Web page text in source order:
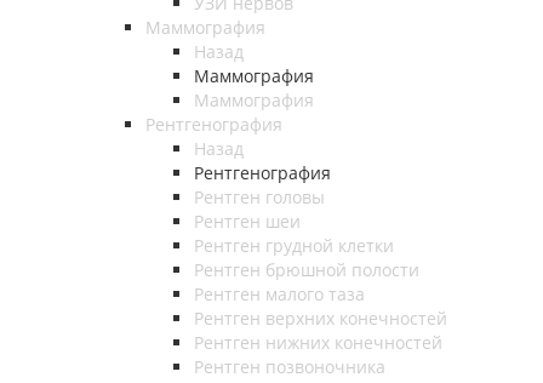
Маммография
Назад
Маммография
Маммография
Рентгенография
Назад
Рентгенография
Рентген головы
Рентген шеи
Рентген грудной клетки
Рентген брюшной полости
Рентген малого таза
Рентген верхних конечностей
Рентген нижних конечностей
Рентген позвоночника